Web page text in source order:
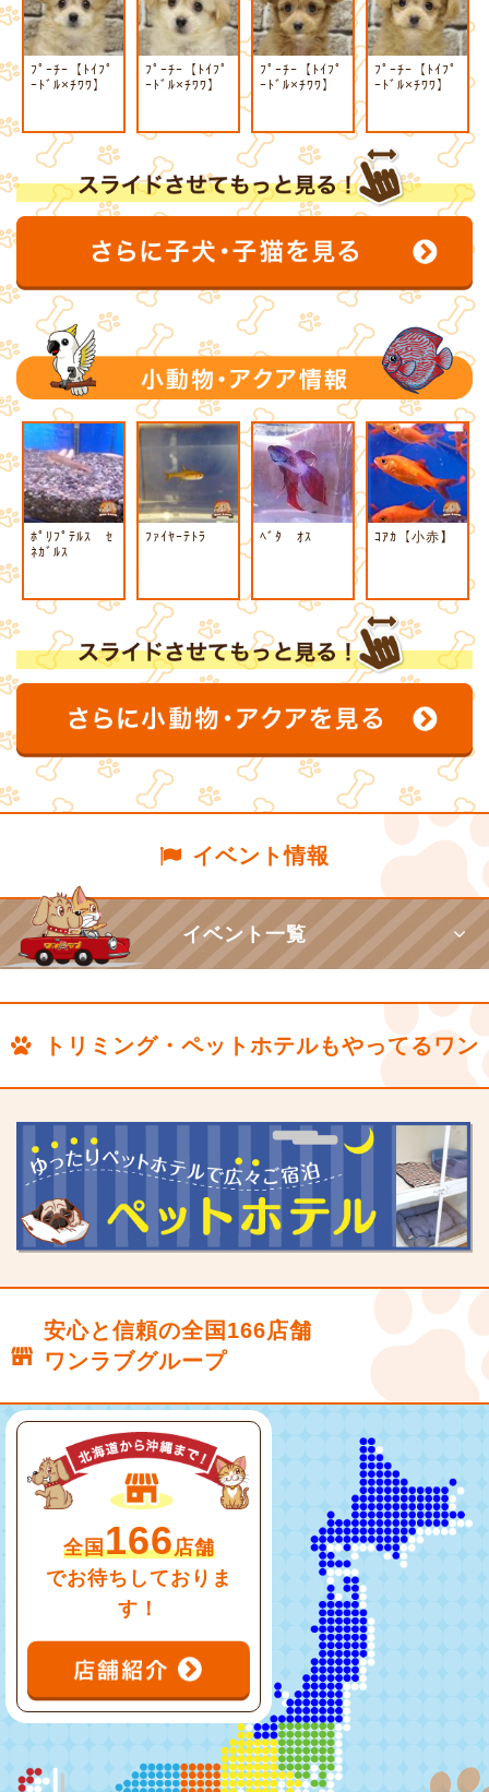
ﾌﾟｰﾁｰ【ﾄｲﾌﾟ
ｰﾄﾞﾙ×ﾁﾜﾜ】
ﾌﾟｰﾁｰ【ﾄｲﾌﾟ
ｰﾄﾞﾙ×ﾁﾜﾜ】
ﾌﾟｰﾁｰ【ﾄｲﾌﾟ
ｰﾄﾞﾙ×ﾁﾜﾜ】
ﾌﾟｰﾁｰ【ﾄｲﾌﾟ
ｰﾄﾞﾙ×ﾁﾜﾜ】
ﾎﾟﾘﾌﾟﾃﾙｽ ｾ
ﾈｶﾞﾙｽ
ﾌｧｲﾔｰﾃﾄﾗ ﾍﾞﾀ ｵｽ ｺｱｶ【小赤】
イベント情報
イベント一覧
トリミング・ペットホテルもやってるワン
安心と信頼の全国166店舗
ワンラブグループ
全国166店舗
でお待ちしておりま
す！